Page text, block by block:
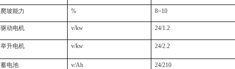
爬坡能力 % 8~10
驱动电机 v/kw 24/1.2
举升电机 v/kw 24/2.2
蓄电池 v/Ah 24/210